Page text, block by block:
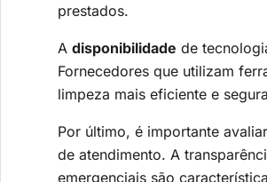
prestados.
A disponibilidade de
Fornecedores que utilizam
limpeza mais eficiente e
Por último, é importante
de atendimento. A
emergenciais são